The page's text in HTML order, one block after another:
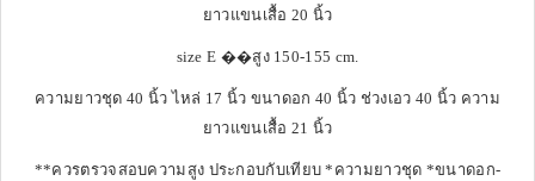
ยาวแขนเสื้อ 20 นิ้ว
size E ��สูง 150-155 cm.
ความยาวชุด 40 นิ้ว ไหล่ 17 นิ้ว ขนาดอก 40 นิ้ว ช่วงเอว 40 นิ้ว ความ
ยาวแขนเสื้อ 21 นิ้ว
**ควรตรวจสอบความสูง ประกอบกับเทียบ *ความยาวชุด *ขนาดอก-